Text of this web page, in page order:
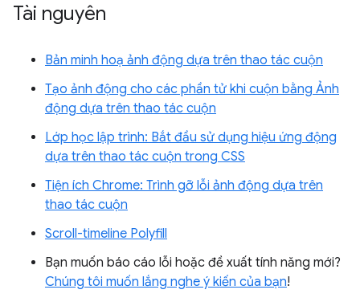
Tài nguyên
Bản minh hoạ ảnh động dựa trên thao tác cuộn
Tạo ảnh động cho các phần tử khi cuộn bằng Ảnh
động dựa trên thao tác cuộn
Lớp học lập trình: Bắt đầu sử dụng hiệu ứng động
dựa trên thao tác cuộn trong CSS
Tiện ích Chrome: Trình gỡ lỗi ảnh động dựa trên
thao tác cuộn
Scroll-timeline Polyfill
Bạn muốn báo cáo lỗi hoặc đề xuất tính năng mới?
Chúng tôi muốn lắng nghe ý kiến của bạn!